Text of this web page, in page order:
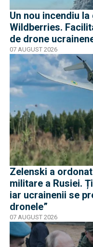
Un nou incendiu
Wildberries.
de drone
07 AUGUST 2026
Zelenski a
militare a Rusiei.
iar ucrainenii se
dronele”
07 AUGUST 2026